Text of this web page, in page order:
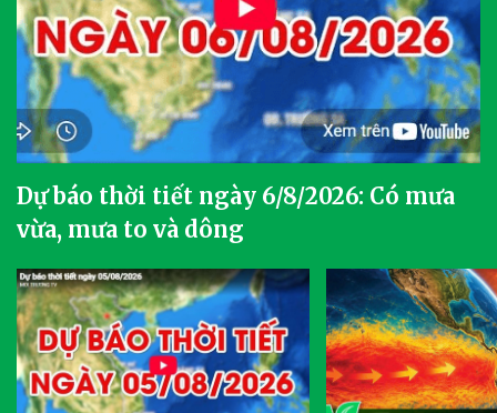
Dự báo thời tiết ngày 6/8/2026: Có mưa
vừa, mưa to và dông